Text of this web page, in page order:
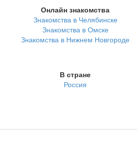
Онлайн знакомства
Знакомства в Челябинске
Знакомства в Омске
Знакомства в Нижнем Новгороде
В стране
Россия